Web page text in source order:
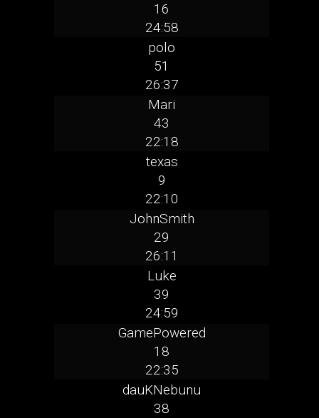
16
24:58
polo
51
26:37
Mari
43
22:18
texas
9
22:10
JohnSmith
29
26:11
Luke
39
24:59
GamePowered
18
22:35
dauKNebunu
38